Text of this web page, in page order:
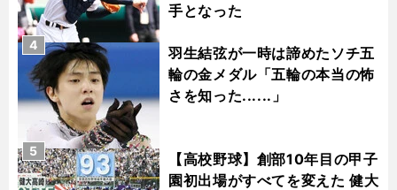
手となった
羽生結弦が一時は諦めたソチ五
輪の金メダル「五輪の本当の怖
さを知った......」
4
【高校野球】創部10年目の甲子
園初出場がすべてを変えた 健大
5